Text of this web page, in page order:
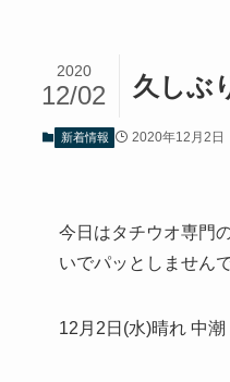
久しぶ
2020
12/02
新着情報 2020年12月2日
今日はタチウオ専門
いでパッとしません
12月2日(水)晴れ 中